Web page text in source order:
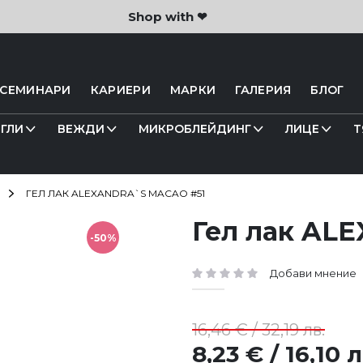
Shop with ❤
КАРИЕРИ МАРКИ ГАЛЕРИЯ БЛОГ
ВЕЖДИ МИКРОБЛЕЙДИНГ ЛИЦЕ
ГЕЛ ЛАК ALEXANDRA`S MACAO #51
Гел лак
рейтинг: Добави мнение
8,23 € / 16,10
16,46 € / 32,19 лв.
-50%